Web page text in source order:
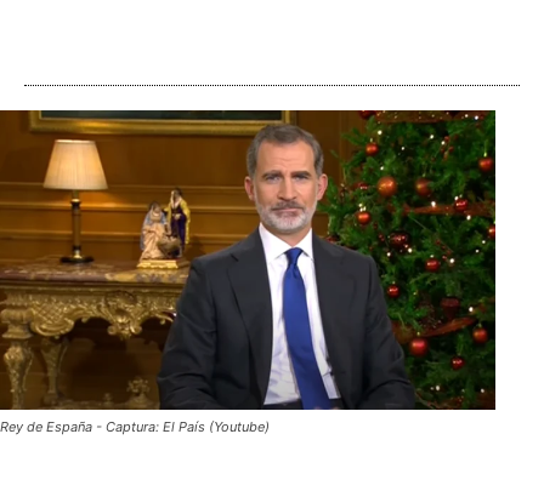
Rey de España - Captura: El País (Youtube)